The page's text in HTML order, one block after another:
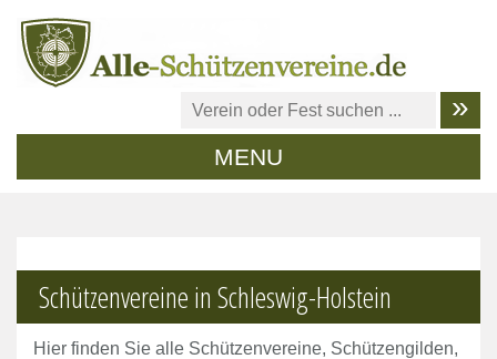
MENU
Schützenvereine in Schleswig-Holstein
Hier finden Sie alle Schützenvereine, Schützengilden,